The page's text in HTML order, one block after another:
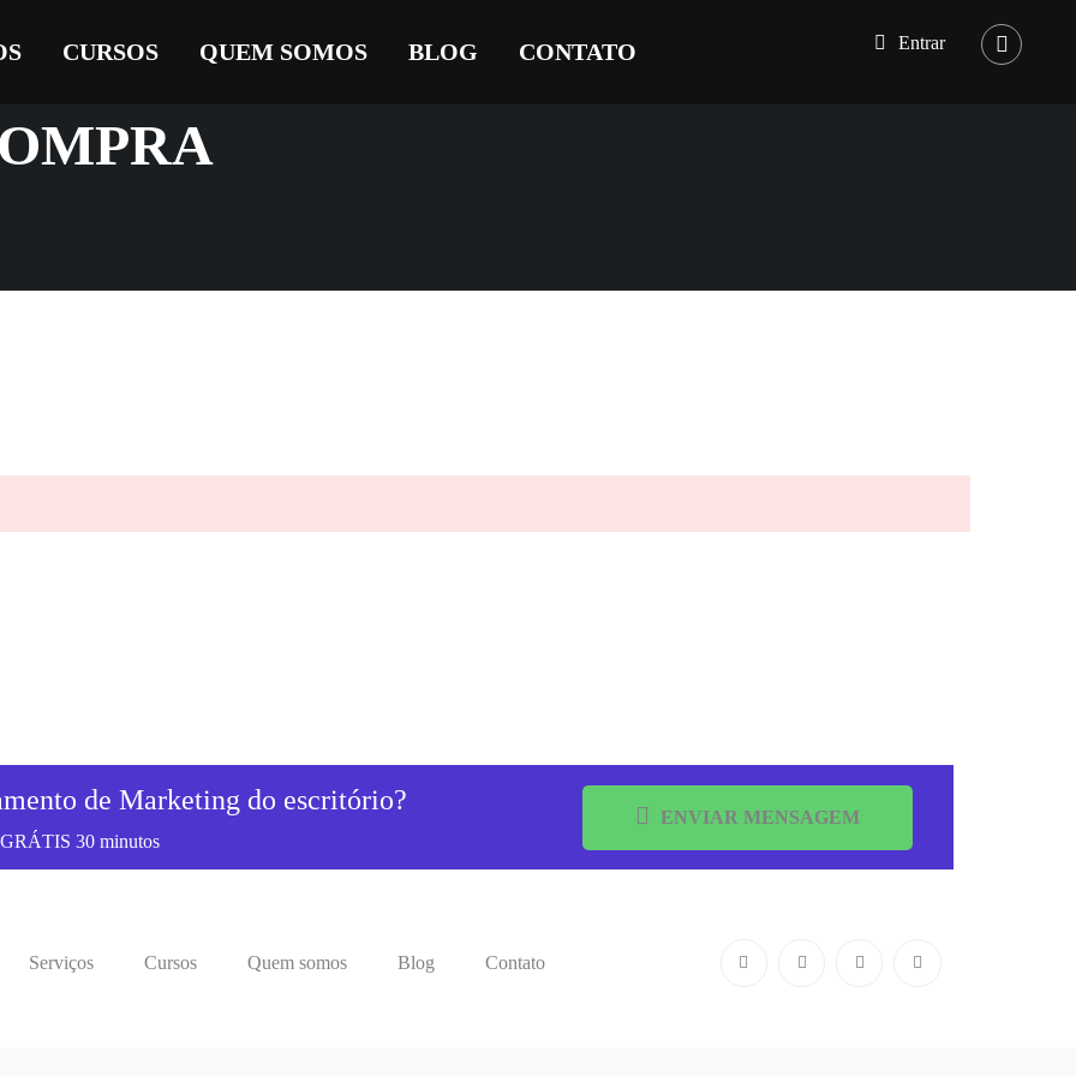
CURSOS QUEM SOMOS BLOG CONTATO Entrar
de Marketing do escritório?
30 minutos
ENVIAR MENSAGEM
Serviços Cursos Quem somos Blog Contato